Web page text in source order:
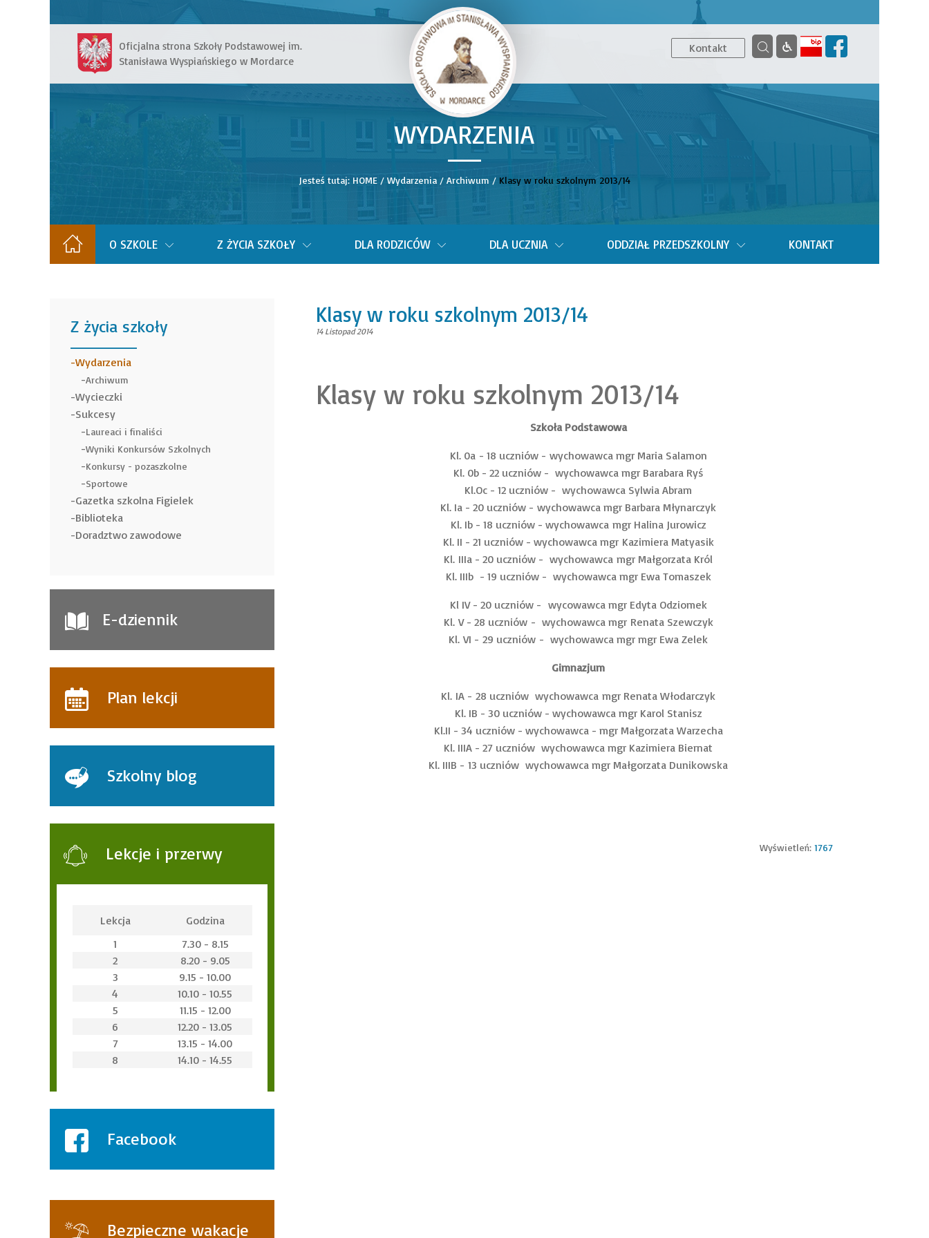
WYDARZENIA
__
Jesteś tutaj: HOME/ Wydarzenia/ Archiwum / Klasy w roku szkolnym 2013/14
Oficjalna strona Szkoły Podstawowej im.
Stanisława Wyspiańskiego w Mordarce
Kontakt
O SZKOLE Z ŻYCIA SZKOŁY DLA RODZICÓW DLA UCZNIA ODDZIAŁ PRZEDSZKOLNY KONTAKT
Z życia szkoły
______
Wydarzenia
Archiwum
Wycieczki
Sukcesy
Laureaci i finaliści
Wyniki Konkursów Szkolnych
Konkursy - pozaszkolne
Sportowe
Gazetka szkolna Figielek
Biblioteka
Doradztwo zawodowe
E-dziennik
Plan lekcji
Szkolny blog
Lekcje i przerwy
Lekcja
Godzina
1
7.30 - 8.15
2
8.20 - 9.05
3
9.15 - 10.00
4
10.10 - 10.55
5
11.15 - 12.00
6
12.20 - 13.05
7
13.15 - 14.00
8
14.10 - 14.55
Facebook
Bezpieczne wakacje
Klasy w roku szkolnym 2013/14
14 Listopad 2014
Klasy w roku szkolnym 2013/14
Szkoła Podstawowa
Kl. 0a - 18 uczniów - wychowawca mgr Maria Salamon
Kl. 0b - 22 uczniów - wychowawca mgr Barabara Ryś
Kl.Oc - 12 uczniów - wychowawca Sylwia Abram
Kl. Ia - 20 uczniów - wychowawca mgr Barbara Młynarczyk
Kl. Ib - 18 uczniów - wychowawca mgr Halina Jurowicz
Kl. II - 21 uczniów - wychowawca mgr Kazimiera Matyasik
Kl. IIIa - 20 uczniów - wychowawca mgr Małgorzata Król
Kl. IIIb - 19 uczniów - wychowawca mgr Ewa Tomaszek
Kl IV - 20 uczniów - wycowawca mgr Edyta Odziomek
Kl. V - 28 uczniów - wychowawca mgr Renata Szewczyk
Kl. VI - 29 uczniów - wychowawca mgr mgr Ewa Zelek
Gimnazjum
Kl. IA - 28 uczniów wychowawca mgr Renata Włodarczyk
Kl. IB - 30 uczniów - wychowawca mgr Karol Stanisz
Kl.II - 34 uczniów - wychowawca - mgr Małgorzata Warzecha
Kl. IIIA - 27 uczniów wychowawca mgr Kazimiera Biernat
Kl. IIIB - 13 uczniów wychowawca mgr Małgorzata Dunikowska
Wyświetleń: 1767